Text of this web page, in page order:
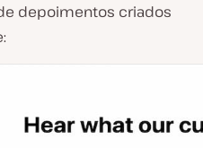
depoimentos criados